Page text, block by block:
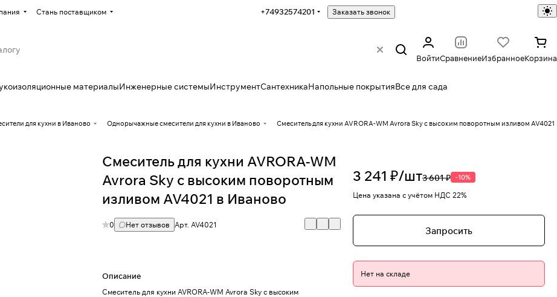
Стань поставщиком +74932574201 Заказать звонок
ВойтиСравнениеИзбранноеКорзина
материалыИнженерные системыИнструментСантехникаНапольные покрытияВсе для сада
для кухни в Иваново Однорычажные смесители для кухни в Иваново
Смеситель для кухни AVRORA-WM Avrora Sky с высоким поворотным изливом AV4021
Смеситель для кухни AVRORA-WM
Avrora Sky с высоким поворотным
изливом AV4021 в Иваново
0 Нет отзывов Арт.AV4021
Описание
Смеситель для кухни AVRORA-WM Avrora Sky с высоким
3 241 ₽/шт3 601 ₽ -10%
Цена указана с учётом НДС 22%
Запросить
Нет на складе